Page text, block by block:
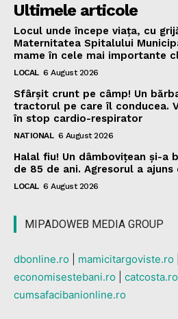
Ultimele articole
Locul unde începe viața, cu
Maternitatea Spitalului
mame în cele mai importante
LOCAL 6 August 2026
Sfârșit crunt pe câmp! Un
tractorul pe care îl conducea.
în stop cardio-respirator
NATIONAL 6 August 2026
Halal fiu! Un dâmbovițean și-a
de 85 de ani. Agresorul a ajuns
LOCAL 6 August 2026
MIPADOWEB MEDIA GROUP
dbonline.ro mamicitargoviste.ro
economisestebani.ro
catcosta.ro
cumsafacibanionline.ro